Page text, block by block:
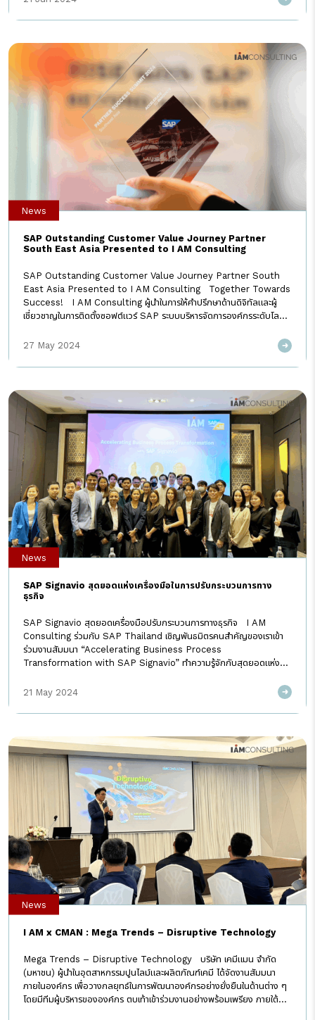
กระตุ้นการท่องเที่ยวเมืองรองทั้ง 55 จังหวัด หรือเตรียมระบบให้พร้อมเพื่อ
รับสิทธิ์ในโครงการสนับสนุนจากภาครัฐ ที่จะออกมาตอนสิ้นปี 2567 นี้ได้ทัน
แนะนำ และเข้าไปช่วยดูแลทุกกระบวนการภาษี ตั้งแต่ก่อนติดตั้ง จนถึงหลัง
จากติดตั้งระบบเรียบร้อย พร้อมการันตีความเสถียรของระบบด้วย EZTax
Health Check System ที่สามารถ recover ระบบได้ด้วยตัวเอง […]
SAP Outstanding Customer Value Journey Partner
South East Asia Presented to I AM Consulting
SAP Outstanding Customer Value Journey Partner South
East Asia Presented to I AM Consulting Together Towards
Success! I AM Consulting ผู้นำในการให้คำปรึกษาด้านดิจิทัลและผู้
เชี่ยวชาญในการติดตั้งซอฟต์แวร์ SAP ระบบบริหารจัดการองค์กรระดับโลก
เพียงแค่ติดตั้งระบบเท่านั้น แต่เราคำนึงถึงความต้องการของลูกค้าอย่างรอบ
ด้าน แนะนำโซลูชันที่เหมาะสมที่สุด คอยซัพพอร์ตตั้งแต่ขั้นตอนการวางแผน
จนถึงการดูแลหลังจากติดตั้ง ตลอดจนช่วยพิจารณาการใช้งานในอนาคต
East Asia ที่ได้รับในครั้งนี้จึงเปรียบเสมือนเครื่องยืนยันความมุ่งมั่นตั้งใจ
ของทีมงานทุกคนในการมอบประสบการณ์ที่ยอดเยี่ยมให้กับลูกค้าของเรา และ
เป็นเครื่องย้ำเตือนให้เรารักษามาตรฐานการทำงาน คอยเคียงข้างสร้างความ
มั่นคง และความก้าวหน้าด้านดิจิทัล เพื่อพัฒนาธุรกิจอย่างยั่งยืนต่อไปด้วย
กัน Contact Us:Tel […]
News
27 May 2024
SAP Signavio สุดยอดแห่งเครื่องมือในการปรับกระบวนการทาง
ธุรกิจ
SAP Signavio สุดยอดเครื่องมือปรับกระบวนการทางธุรกิจ I AM
Consulting ร่วมกับ SAP Thailand เชิญพันธมิตรคนสำคัญของเราเข้า
ร่วมงานสัมมนา “Accelerating Business Process
Transformation with SAP Signavio” ทำความรู้จักกับสุดยอดแห่ง
Insights โดยงานนี้ ได้รับเกียรติจากผู้เชี่ยวชาญจาก SAP ทั้ง 3 ท่าน
Amit Malik – Head of Solution Advisory (SEA) และ Ms.
News
21 May 2024
I AM x CMAN : Mega Trends – Disruptive Technology
Mega Trends – Disruptive Technology บริษัท เคมีแมน จำกัด
(มหาชน) ผู้นำในอุตสาหกรรมปูนไลม์และผลิตภัณฑ์เคมี ได้จัดงานสัมมนา
ภายในองค์กร เพื่อวางกลยุทธ์ในการพัฒนาองค์กรอย่างยั่งยืนในด้านต่าง ๆ
โดยมีทีมผู้บริหารขององค์กร ตบเท้าเข้าร่วมงานอย่างพร้อมเพรียง ภายใต้
News